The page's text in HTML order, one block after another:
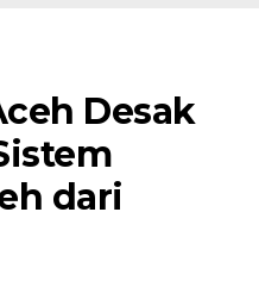
Desak
dari